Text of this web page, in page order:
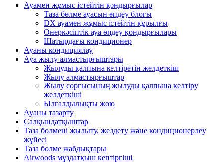
Ауамен жұмыс істейтін қондырғылар
Таза бөлме ауасын өңдеу блогы
DX ауамен жұмыс істейтін құрылғы
Өнеркәсіптік ауа өңдеу қондырғылары
Шатырдағы кондиционер
Ауаны кондициялау
Ауа жылу алмастырғыштары
Жылуды қалпына келтіретін желдеткіш
Жылу алмастырғыштар
Жылу сорғысының жылуды қалпына келтіру
желдеткіші
Ылғалдылықты жою
Ауаны тазарту
Салқындатқыштар
Таза бөлмені жылыту, желдету және кондиционерлеу
жүйесі
Таза бөлме жабдықтары
Airwoods мұздатқыш кептіргіші